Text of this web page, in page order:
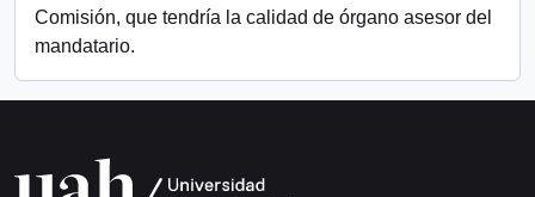
Comisión, que tendría la calidad de órgano asesor del
mandatario.